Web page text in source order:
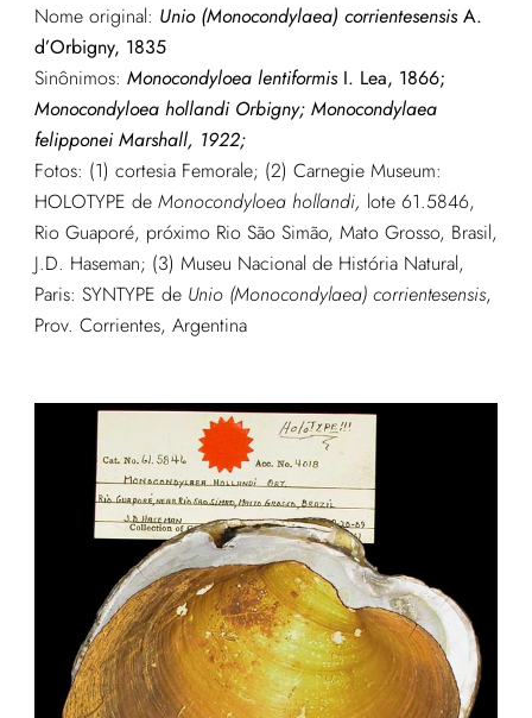
Nome original: Unio (Monocondylaea) corrientesensisA.
d’Orbigny, 1835
Sinônimos: Monocondyloea lentiformisI. Lea, 1866;
Monocondyloea hollandi Orbigny; Monocondylaea
felipponei Marshall, 1922;
Fotos: (1) cortesia Femorale; (2) Carnegie Museum:
HOLOTYPE de Monocondyloea hollandi, lote 61.5846,
Rio Guaporé, próximo Rio São Simão, Mato Grosso, Brasil,
J.D. Haseman; (3) Museu Nacional de História Natural,
Paris: SYNTYPE deUnio (Monocondylaea) corrientesensis,
Prov. Corrientes, Argentina